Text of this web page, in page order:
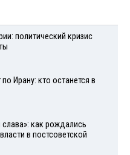
политический кризис
Ирану: кто останется в
слава»: как рождались
в постсоветской